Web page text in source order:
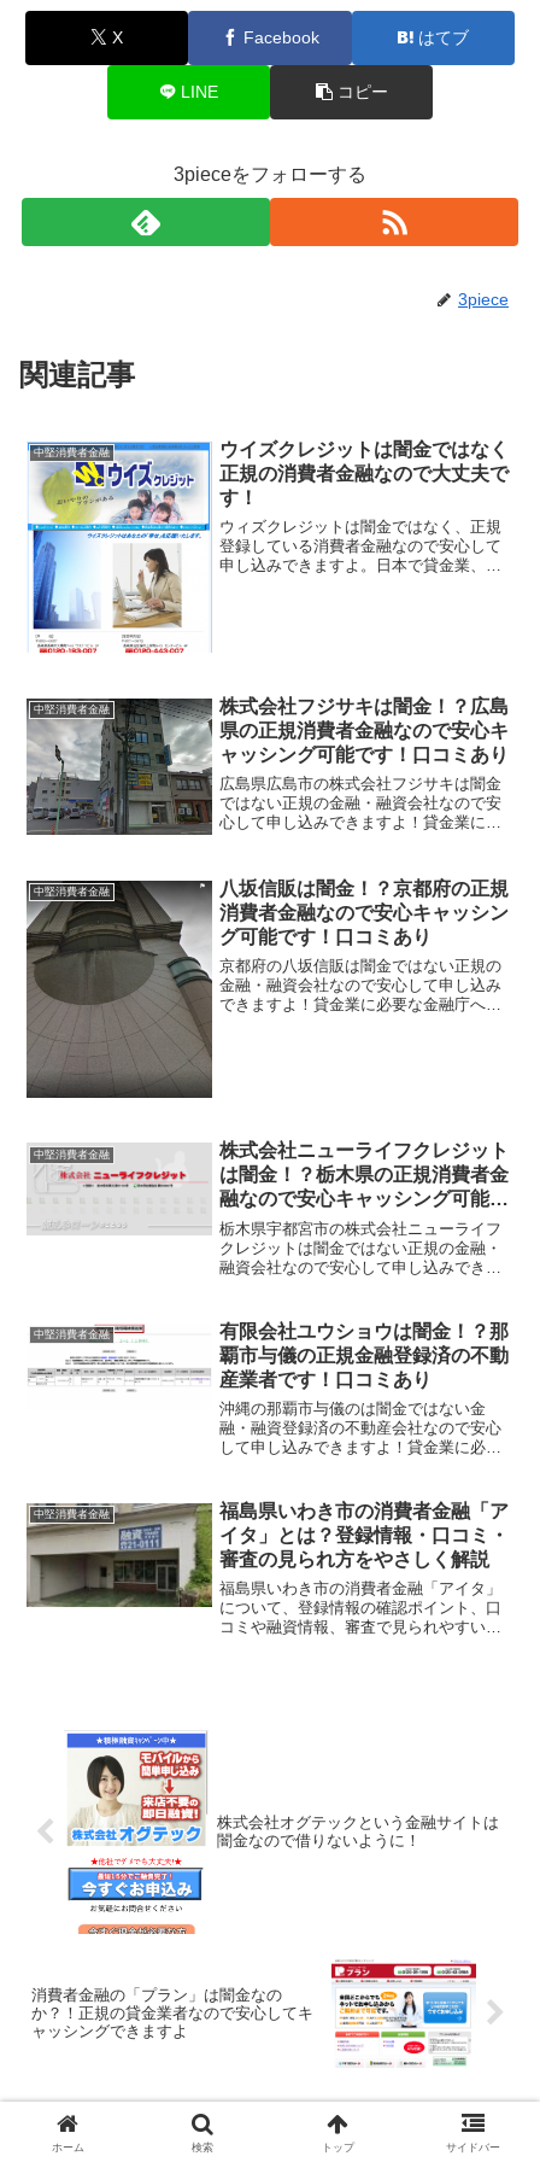
X Facebook はてブ
LINE コピー
3pieceをフォローする
3piece
関連記事
中堅消費者金融
ウイズクレジットは闇金ではなく
正規の消費者金融なので大丈夫で
す！
ウィズクレジットは闇金ではなく、正規
登録している消費者金融なので安心して
申し込みできますよ。日本で貸金業、キ
中堅消費者金融
株式会社フジサキは闇金！？広島
県の正規消費者金融なので安心キ
ャッシング可能です！口コミあり
広島県広島市の株式会社フジサキは闇金
ではない正規の金融・融資会社なので安
心して申し込みできますよ！貸金業に必
有の事業ローンに力を入れているキャッ
シング会社です。有担保・...
中堅消費者金融
八坂信販は闇金！？京都府の正規
消費者金融なので安心キャッシン
グ可能です！口コミあり
京都府の八坂信販は闇金ではない正規の
金融・融資会社なので安心して申し込み
できますよ！貸金業に必要な金融庁への
中堅消費者金融
株式会社ニューライフクレジット
は闇金！？栃木県の正規消費者金
融なので安心キャッシング可能で
す！口コミあり
栃木県宇都宮市の株式会社ニューライフ
クレジットは闇金ではない正規の金融・
融資会社なので安心して申し込みできま
群馬県・埼玉県・新潟県・福島県・茨城
県・千葉県在住のお客様の...
中堅消費者金融
有限会社ユウショウは闇金！？那
覇市与儀の正規金融登録済の不動
産業者です！口コミあり
沖縄の那覇市与儀のは闇金ではない金
融・融資登録済の不動産会社なので安心
して申し込みできますよ！貸金業に必要
宅関連の融資ローンに力を入れている会
社です。店頭窓口で土地売買...
中堅消費者金融
福島県いわき市の消費者金融「ア
イタ」とは？登録情報・口コミ・
審査の見られ方をやさしく解説
福島県いわき市の消費者金融「アイタ」
について、登録情報の確認ポイント、口
コミや融資情報、審査で見られやすい
株式会社オグテックという金融サイトは
闇金なので借りないように！
消費者金融の「プラン」は闇金なの
か？！正規の貸金業者なので安心してキ
ャッシングできますよ
コメント
ホーム 検索 トップ サイドバー